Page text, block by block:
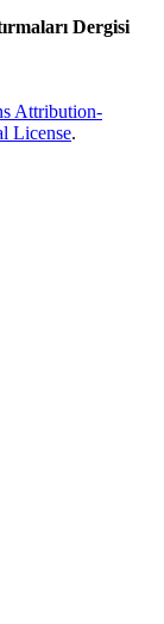
Dergisi
Attribution-
License.